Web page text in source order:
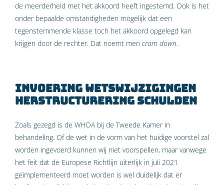
de meerderheid met het akkoord heeft ingestemd. Ook is het
onder bepaalde omstandigheden mogelijk dat een
tegenstemmende klasse toch het akkoord opgelegd kan
krijgen door de rechter. Dat noemt men cram down.
Invoering wetswijzigingen
herstructurering schulden
Zoals gezegd is de WHOA bij de Tweede Kamer in
behandeling. Of de wet in de vorm van het huidige voorstel zal
worden ingevoerd kunnen wij niet voorspellen, maar vanwege
het feit dat de Europese Richtlijn uiterlijk in juli 2021
geïmplementeerd moet worden is wel duidelijk dat er